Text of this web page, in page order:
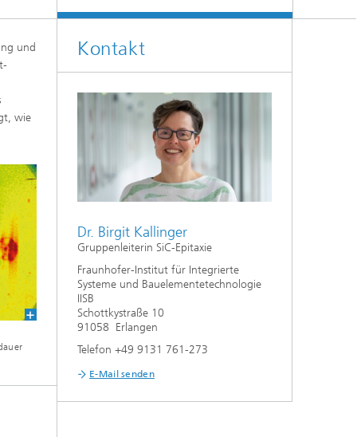
und
wie
Kontakt
Dr. Birgit Kallinger
Gruppenleiterin SiC-Epitaxie
Fraunhofer-Institut für Integrierte
Systeme und Bauelementetechnologie
IISB
Schottkystraße 10
91058 Erlangen
Telefon +49 9131 761-273
E-Mail senden